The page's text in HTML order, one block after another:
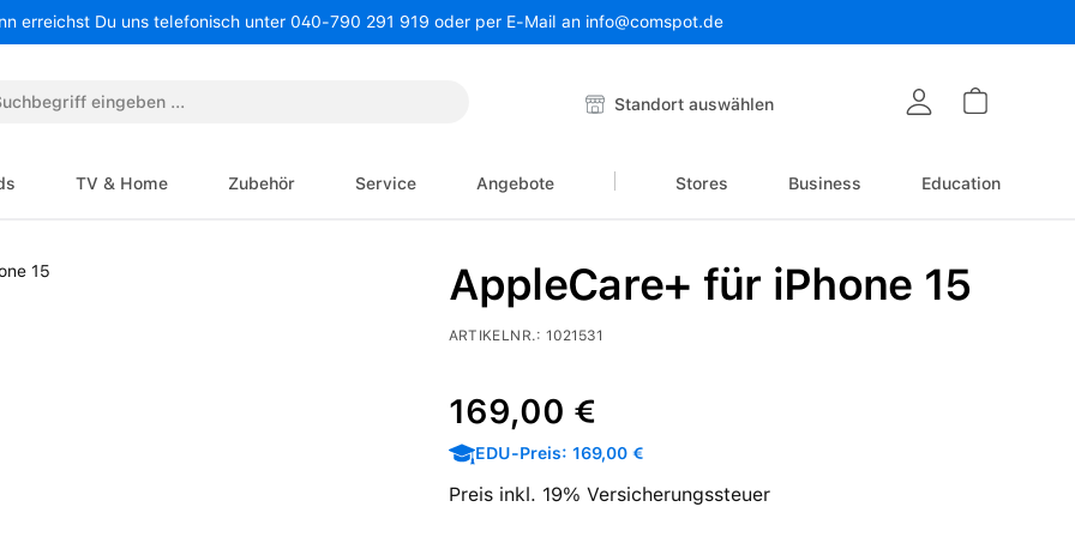
erreichst Du uns telefonisch unter 040-790 291 919 oder per E-Mail an info@comspot.de
Standort auswählen
TV & Home Zubehör Service Angebote Stores Business Education
AppleCare+ für iPhone 15
ARTIKELNR.: 1021531
Regulärer Preis:
169,00 €
EDU-Preis: 169,00 €
Preis inkl. 19% Versicherungssteuer